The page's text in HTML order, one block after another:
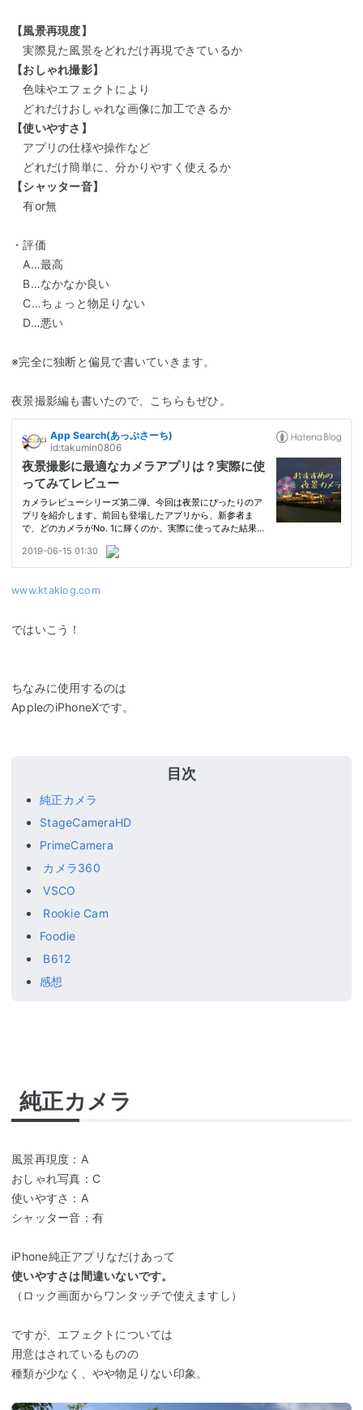
【風景再現度】
実際見た風景をどれだけ再現できているか
【おしゃれ撮影】
色味やエフェクトにより
どれだけおしゃれな画像に加工できるか
【使いやすさ】
アプリの仕様や操作など
どれだけ簡単に、分かりやすく使えるか
【シャッター音】
有or無
・評価
A…最高
B…なかなか良い
C…ちょっと物足りない
D…悪い
※完全に独断と偏見で書いていきます。
夜景撮影編も書いたので、こちらもぜひ。
www.ktaklog.com
ではいこう！
ちなみに使用するのは
AppleのiPhoneXです。
純正カメラ
StageCameraHD
PrimeCamera
カメラ360
VSCO
Rookie Cam
Foodie
B612
感想
純正カメラ
風景再現度：A
おしゃれ写真：C
使いやすさ：A
シャッター音：有
iPhone純正アプリなだけあって
使いやすさは間違いないです。
（ロック画面からワンタッチで使えますし）
ですが、エフェクトについては
用意はされているものの
種類が少なく、やや物足りない印象。